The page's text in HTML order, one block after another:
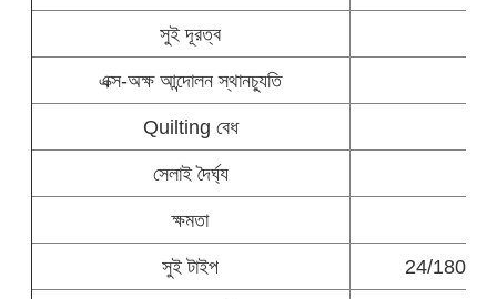
সুই দূরত্ব
এক্স-অক্ষ আন্দোলন স্থানচ্যুতি
Quilting বেধ
সেলাই দৈর্ঘ্য
ক্ষমতা
সুই টাইপ
24/180